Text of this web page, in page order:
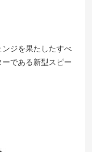
ンジを果たしたすべ
である新型スピー